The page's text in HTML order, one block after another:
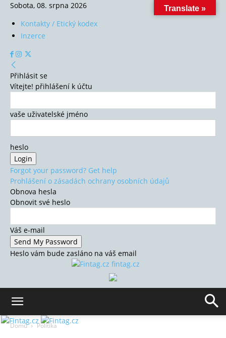
Sobota, 08. srpna 2026
Kontakty / Etický kodex
Inzerce
Přihlásit se
Vítejte! přihlášení k účtu
vaše uživatelské jméno
heslo
Forgot your password? Get help
Prohlášení o zásadách ochrany osobních údajů
Obnova hesla
Obnovit své heslo
Váš e-mail
Heslo vám bude zasláno na váš email
fintag.cz
Domů Politika
Translate »